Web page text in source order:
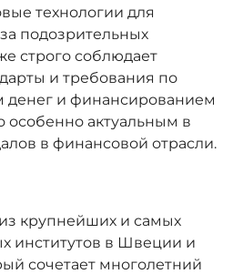
технологии для
подозрительных
строго соблюдает
и требования по
денег и финансированием
особенно актуальным в
в финансовой отрасли.
крупнейших и самых
институтов в Швеции и
сочетает многолетний